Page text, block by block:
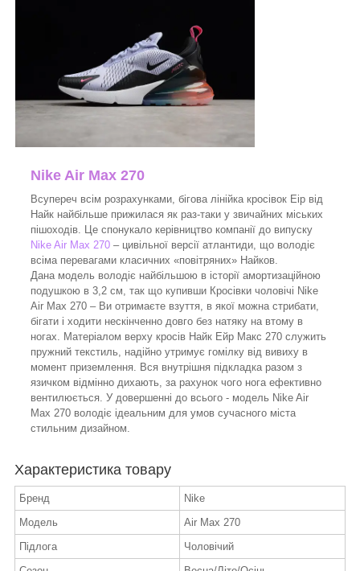
Nike Air Max 270
Всупереч всім розрахунками, бігова лінійка кросівок Еір від
Найк найбільше прижилася як раз-таки у звичайних міських
пішоходів. Це спонукало керівництво компанії до випуску
Nike Air Max 270 – цивільної версії атлантиди, що володіє
всіма перевагами класичних «повітряних» Найков.
Дана модель володіє найбільшою в історії амортизаційною
подушкою в 3,2 см, так що купивши Кросівки чоловічі Nike
Air Max 270 – Ви отримаєте взуття, в якої можна стрибати,
бігати і ходити нескінченно довго без натяку на втому в
ногах. Матеріалом верху кросів Найк Ейр Макс 270 служить
пружний текстиль, надійно утримує гомілку від вивиху в
момент приземлення. Вся внутрішня підкладка разом з
язичком відмінно дихають, за рахунок чого нога ефективно
вентилюється. У довершенні до всього - модель Nike Air
Max 270 володіє ідеальним для умов сучасного міста
стильним дизайном.
Характеристика товару
Бренд
Nike
Модель
Air Max 270
Підлога
Чоловічий